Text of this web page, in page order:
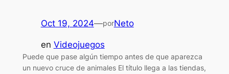
Oct 19, 2024—porNeto
en Videojuegos
Puede que pase algún tiempo antes de que aparezca
un nuevo cruce de animales El título llega a las tiendas,